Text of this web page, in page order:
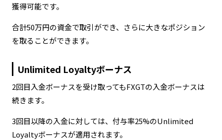
獲得可能です。
合計50万円の資金で取引ができ、さらに大きなポジション
を取ることができます。
Unlimited Loyaltyボーナス
2回目入金ボーナスを受け取ってもFXGTの入金ボーナスは
続きます。
3回目以降の入金に対しては、付与率25%のUnlimited
Loyaltyボーナスが適用されます。